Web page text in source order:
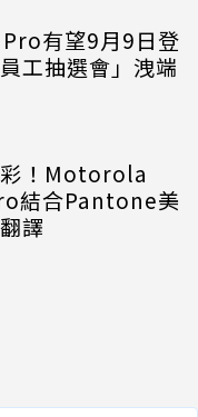
有望9月9日登
工抽選會」洩端
！Motorola
結合Pantone美
譯